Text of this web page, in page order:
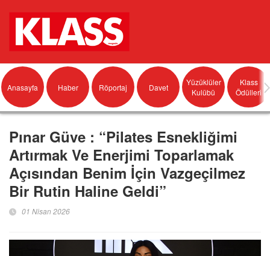
Anasayfa Haber Röportaj Davet
Yüzüklüler
Kulübü
Klass
Ödülleri
Pınar Güve : “Pilates Esnekliğimi
Artırmak Ve Enerjimi Toparlamak
Açısından Benim İçin Vazgeçilmez
Bir Rutin Haline Geldi”
01 Nisan 2026